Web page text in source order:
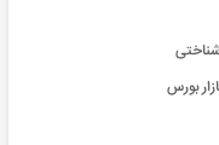
بورس